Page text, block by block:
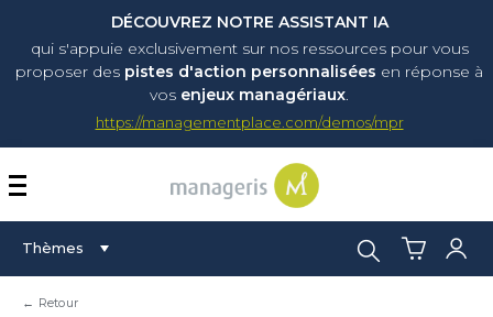
DÉCOUVREZ NOTRE ASSISTANT IA
qui s'appuie exclusivement sur nos ressources pour vous
proposer des pistes d'action personnalisées en réponse à
vos enjeux managériaux.
https://managementplace.com/demos/mpr
AFFICHER OU
Thèmes Rechercher :
← Retour